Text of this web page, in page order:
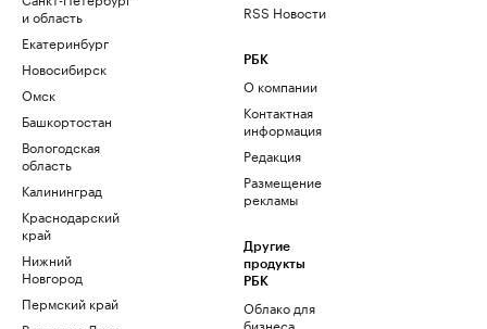
и область
Екатеринбург
Новосибирск
Омск
Башкортостан
Вологодская
область
Калининград
Краснодарский
край
Нижний
Новгород
Пермский край
RSS Новости
РБК
О компании
Контактная
информация
Редакция
Размещение
рекламы
Другие
продукты
РБК
Облако для
бизнеса